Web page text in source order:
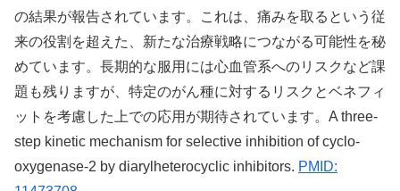
の結果が報告されています。これは、痛みを取るという従
来の役割を超えた、新たな治療戦略につながる可能性を秘
めています。長期的な服用には心血管系へのリスクなど課
題も残りますが、特定のがん種に対するリスクとベネフィ
ットを考慮した上での応用が期待されています。A three-
step kinetic mechanism for selective inhibition of cyclo-
oxygenase-2 by diarylheterocyclic inhibitors. PMID: